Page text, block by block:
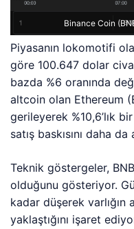
Binance Coin
Piyasanın lokomotifi
göre 100.647 dolar
bazda %6 oranında
altcoin olan Ethereum
gerileyerek %10,6’lık
satış baskısını daha da
Teknik göstergeler,
olduğunu gösteriyor.
kadar düşerek varlığın
yaklaştığını işaret